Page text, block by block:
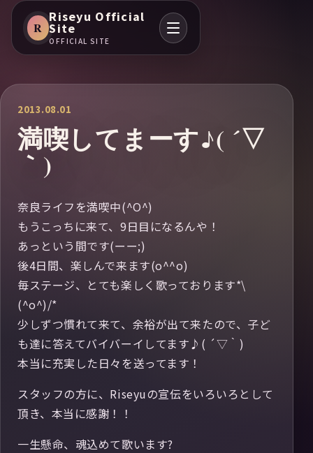
R
Riseyu Official
Site
OFFICIAL SITE
2013.08.01
満喫してまーす♪( ´▽
｀)
奈良ライフを満喫中(^O^)
もうこっちに来て、9日目になるんや！
あっという間です(ーー;)
後4日間、楽しんで来ます(o^^o)
毎ステージ、とても楽しく歌っております*\
(^o^)/*
少しずつ慣れて来て、余裕が出て来たので、子ど
も達に答えてバイバーイしてます♪( ´▽｀)
本当に充実した日々を送ってます！
スタッフの方に、Riseyuの宣伝をいろいろとして
頂き、本当に感謝！！
一生懸命、魂込めて歌います?